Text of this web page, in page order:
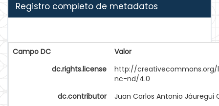
Registro completo de metadatos
Campo DC
Valor
dc.rights.license
http://
nc-nd/4.0
dc.contributor
Juan Carlos Antonio Jáuregui